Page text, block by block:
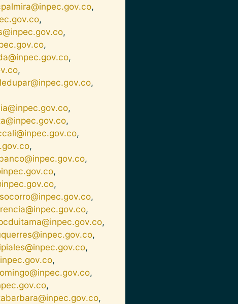
,
,
,
,
,
,
,
,
,
,
,
,
,
,
,
,
,
,
,
,
,
,
,